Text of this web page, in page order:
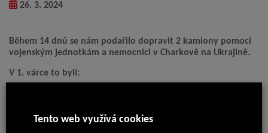
26. 3. 2024
Během 14 dnů se nám podařilo dopravit 2 kamiony pomoci
vojenským jednotkám a nemocnici v Charkově na Ukrajině.
V 1. várce to byli:
20 palet trvanlivých potravin
Tento web využívá cookies